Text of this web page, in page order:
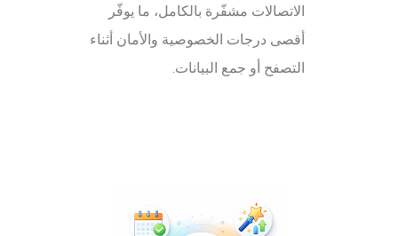
الاتصالات مشفّرة بالكامل، ما يوفّر
أقصى درجات الخصوصية والأمان أثناء
التصفح أو جمع البيانات.